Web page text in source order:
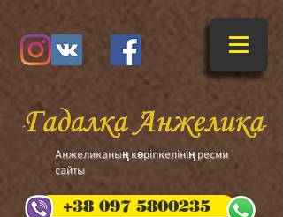
+38 097 5800235
​Анжеликаның көріпкелінің ресми
сайты